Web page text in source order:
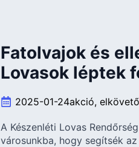
Fatolvajok és
Lovasok léptek
2025-01-24akció elkövető
A Készenléti Lovas
városunkba, hogy segítsék